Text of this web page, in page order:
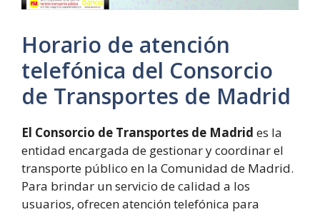
Horario de atención
telefónica del Consorcio
de Transportes de Madrid
El Consorcio de Transportes de Madrid es la
entidad encargada de gestionar y coordinar el
transporte público en la Comunidad de Madrid.
Para brindar un servicio de calidad a los
usuarios, ofrecen atención telefónica para